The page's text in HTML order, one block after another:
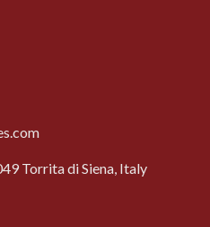
Torrita di Siena, Italy